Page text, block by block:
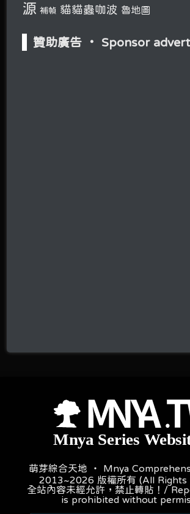
源 補幀 貓貓蟲咖波 魯地圖
贊助廣告 ‧ Sponsor
萌芽綜合天地 ‧ Mnya
2013~2026 版權所有 (All Rights
全站內容未經允許，禁止轉貼！/
is prohibited without